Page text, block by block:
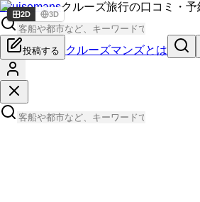
Cruisemansクルーズ旅行の口コミ・予
投稿する クルーズマンズとは
2D 3D